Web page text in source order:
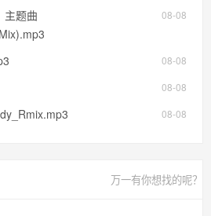
08-08
主题曲
08-08
08-08
08-08
万一有你想找的呢？